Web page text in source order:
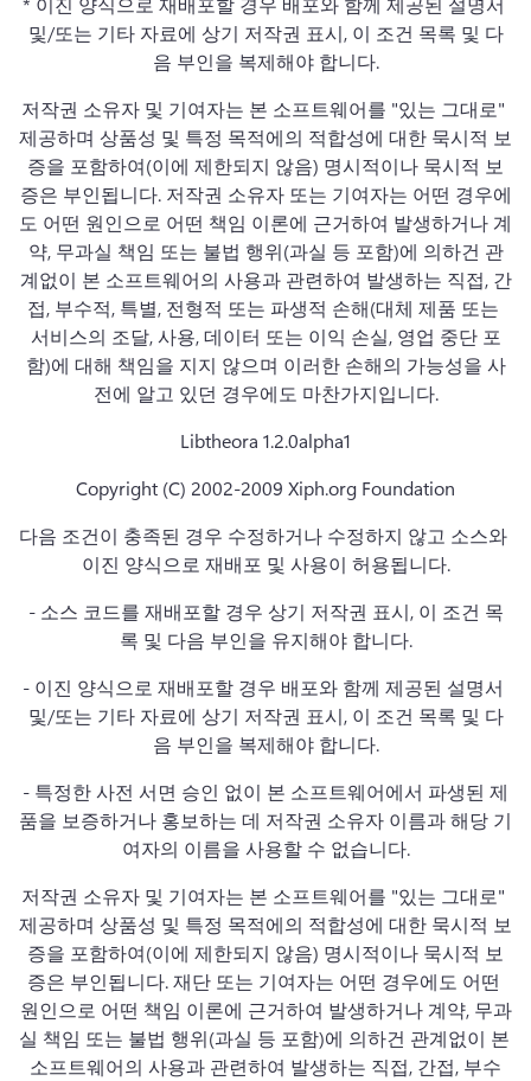
및/또는 기타 자료에 상기 저작권 표시, 이 조건 목록 및 다
음 부인을 복제해야 합니다.
저작권 소유자 및 기여자는 본 소프트웨어를 "있는 그대로"
제공하며 상품성 및 특정 목적에의 적합성에 대한 묵시적 보
증을 포함하여(이에 제한되지 않음) 명시적이나 묵시적 보
증은 부인됩니다. 저작권 소유자 또는 기여자는 어떤 경우에
도 어떤 원인으로 어떤 책임 이론에 근거하여 발생하거나 계
약, 무과실 책임 또는 불법 행위(과실 등 포함)에 의하건 관
계없이 본 소프트웨어의 사용과 관련하여 발생하는 직접, 간
접, 부수적, 특별, 전형적 또는 파생적 손해(대체 제품 또는
서비스의 조달, 사용, 데이터 또는 이익 손실, 영업 중단 포
함)에 대해 책임을 지지 않으며 이러한 손해의 가능성을 사
전에 알고 있던 경우에도 마찬가지입니다.
Libtheora 1.2.0alpha1
Copyright (C) 2002-2009 Xiph.org Foundation
다음 조건이 충족된 경우 수정하거나 수정하지 않고 소스와
이진 양식으로 재배포 및 사용이 허용됩니다.
- 소스 코드를 재배포할 경우 상기 저작권 표시, 이 조건 목
록 및 다음 부인을 유지해야 합니다.
- 이진 양식으로 재배포할 경우 배포와 함께 제공된 설명서
및/또는 기타 자료에 상기 저작권 표시, 이 조건 목록 및 다
음 부인을 복제해야 합니다.
- 특정한 사전 서면 승인 없이 본 소프트웨어에서 파생된 제
품을 보증하거나 홍보하는 데 저작권 소유자 이름과 해당 기
여자의 이름을 사용할 수 없습니다.
저작권 소유자 및 기여자는 본 소프트웨어를 "있는 그대로"
제공하며 상품성 및 특정 목적에의 적합성에 대한 묵시적 보
증을 포함하여(이에 제한되지 않음) 명시적이나 묵시적 보
증은 부인됩니다. 재단 또는 기여자는 어떤 경우에도 어떤
원인으로 어떤 책임 이론에 근거하여 발생하거나 계약, 무과
실 책임 또는 불법 행위(과실 등 포함)에 의하건 관계없이 본
소프트웨어의 사용과 관련하여 발생하는 직접, 간접, 부수